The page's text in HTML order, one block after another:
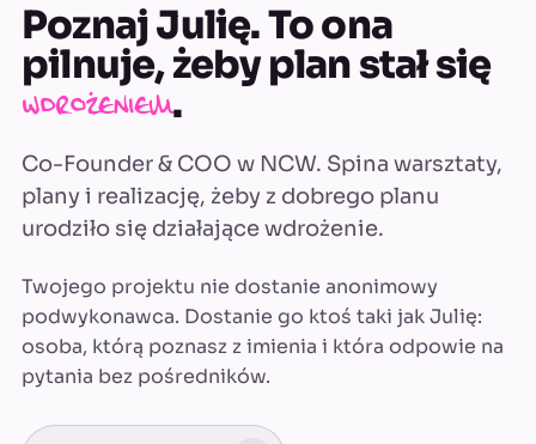
Poznaj Julię. To ona
pilnuje, żeby plan stał się
wdrożeniem.
Co-Founder & COO w NCW. Spina warsztaty,
plany i realizację, żeby z dobrego planu
urodziło się działające wdrożenie.
Twojego projektu nie dostanie anonimowy
podwykonawca. Dostanie go ktoś taki jak Julię:
osoba, którą poznasz z imienia i która odpowie na
pytania bez pośredników.